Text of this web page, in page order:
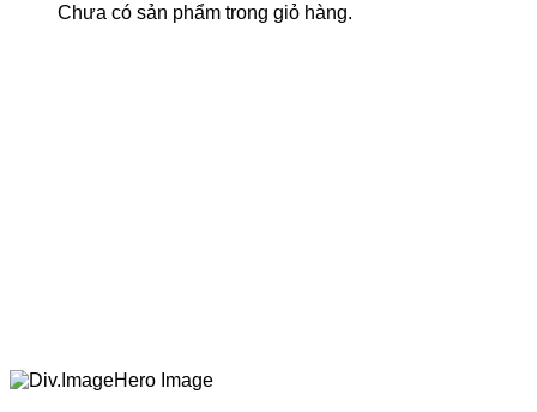
Chưa có sản phẩm trong giỏ hàng.